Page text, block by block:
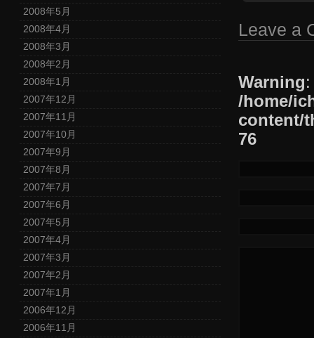
2008年5月
2008年4月
2008年3月
2008年2月
2008年1月
2007年12月
2007年11月
2007年10月
2007年9月
2007年8月
2007年7月
2007年6月
2007年5月
2007年4月
2007年3月
2007年2月
2007年1月
2006年12月
2006年11月
Leave a
Warning
/home/
content/
76